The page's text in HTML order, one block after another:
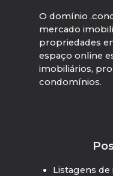
O domínio
mercado
propriedades
espaço online
imobiliários,
condomínios.
Listagens